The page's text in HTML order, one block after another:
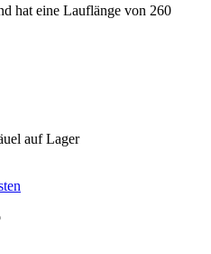
hat eine Lauflänge von 260
auf Lager